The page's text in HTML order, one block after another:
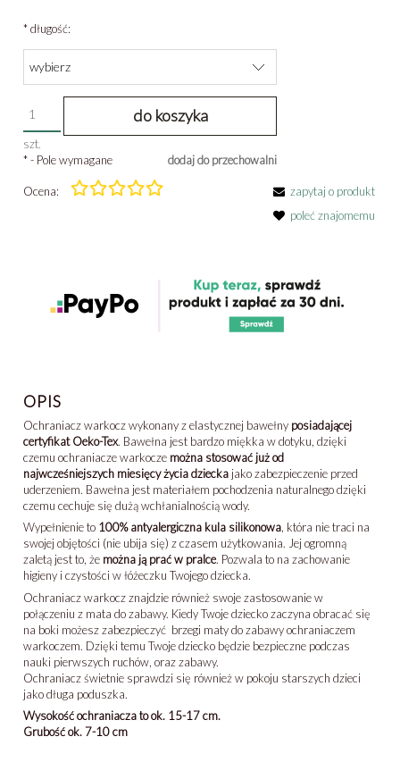
*długość:
szt.
do koszyka
dodaj do przechowalni
*- Pole wymagane
Ocena:
zapytaj o produkt
poleć znajomemu
OPIS
Ochraniacz warkocz wykonany z elastycznej bawełny posiadającej
certyfikat Oeko-Tex. Bawełna jest bardzo miękka w dotyku, dzięki
czemu ochraniacze warkocze można stosować już od
najwcześniejszych miesięcy życia dziecka jako zabezpieczenie przed
uderzeniem. Bawełna jest materiałem pochodzenia naturalnego dzięki
czemu cechuje się dużą wchłanialnością wody.
Wypełnienie to 100% antyalergiczna kula silikonowa , która nie traci na
swojej objętości (nie ubija się) z czasem użytkowania. Jej ogromną
zaletą jest to, że można ją prać w pralce. Pozwala to na zachowanie
higieny i czystości w łóżeczku Twojego dziecka.
Ochraniacz warkocz znajdzie również swoje zastosowanie w
połączeniu z mata do zabawy. Kiedy Twoje dziecko zaczyna obracać się
na boki możesz zabezpieczyć brzegi maty do zabawy ochraniaczem
warkoczem. Dzięki temu Twoje dziecko będzie bezpieczne podczas
nauki pierwszych ruchów, oraz zabawy.
Ochraniacz świetnie sprawdzi się również w pokoju starszych dzieci
jako długa poduszka.
Wysokość ochraniacza to ok. 15-17 cm.
Grubość ok. 7-10 cm